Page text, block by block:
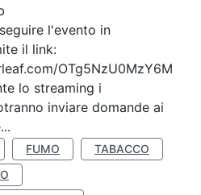
l'evento in
il link:
OTg5NzU0MzY6M
lo streaming i
inviare domande ai
FUMO
TABACCO